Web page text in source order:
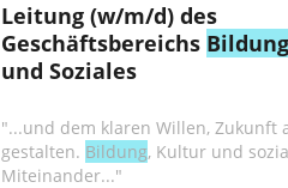
Leitung (w/m/d) des
Geschäftsbereichs Bildung
und Soziales
"...und dem klaren Willen, Zukunft
gestalten. Bildung, Kultur und
Miteinander..."